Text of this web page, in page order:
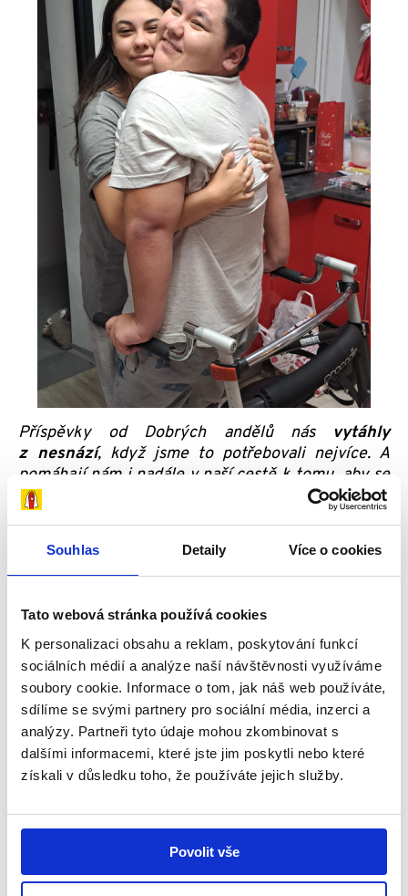
Souhlas Detaily Více o cookies
Tato webová stránka používá cookies
K personalizaci obsahu a reklam, poskytování funkcí
sociálních médií a analýze naší návštěvnosti využíváme
soubory cookie. Informace o tom, jak náš web používáte,
sdílíme se svými partnery pro sociální média, inzerci a
analýzy. Partneři tyto údaje mohou zkombinovat s
dalšími informacemi, které jste jim poskytli nebo které
získali v důsledku toho, že používáte jejich služby.
Povolit vše
Příspěvky od Dobrých andělů nás vytáhly
z nesnází, když jsme to potřebovali nejvíce. A
pomáhají nám i nadále v naší cestě k tomu, aby se
Zdeněčkův zdravotní stav zlepšoval. Díky nim
můžeme pořídit potřebné rehabilitace,
rehabilitační pomůcky a další nezbytnosti. Dobří
andělé, jsmeze srdce velice vděčni za vaši